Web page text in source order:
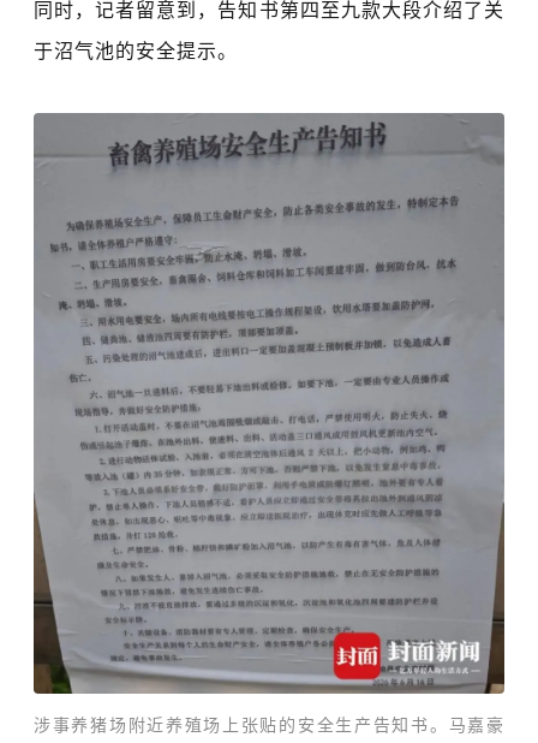
同时，记者留意到，告知书第四至九款大段介绍了关
于沼气池的安全提示。
涉事养猪场附近养殖场上张贴的安全生产告知书。马嘉豪